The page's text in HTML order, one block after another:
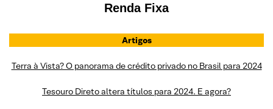
Renda Fixa
Artigos
Terra à Vista? O panorama de crédito privado no Brasil para 2024
Tesouro Direto altera títulos para 2024. E agora?